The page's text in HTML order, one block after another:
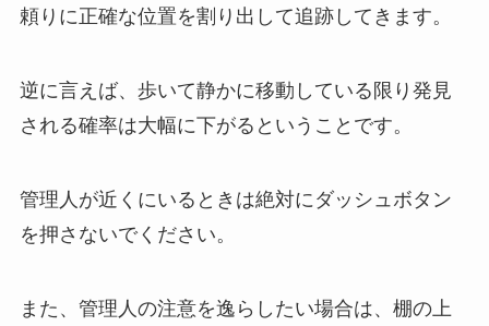
頼りに正確な位置を割り出して追跡してきます。
逆に言えば、歩いて静かに移動している限り発見
される確率は大幅に下がるということです。
管理人が近くにいるときは絶対にダッシュボタン
を押さないでください。
また、管理人の注意を逸らしたい場合は、棚の上